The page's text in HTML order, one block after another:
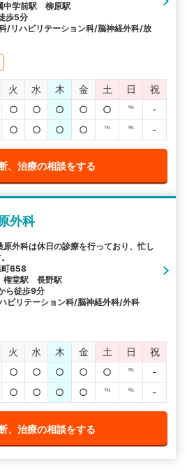
中学前駅 柳原駅
歩5分
/リハビリテーション科/脳神経外科/放
火 水 木 金 土 日
祝
○ ○ ○ ○ ○ ℡
-
○ ○ ○ ○ ℡ ℡ -
、治療の相談をする
外科
外科は休日の診療を行っており、忙し
町658
権堂駅 長野駅
ら徒歩9分
ビリテーション科/脳神経外科/外科
火 水 木 金 土 日
祝
○ ○ ○ ○ ○ ℡
-
○ ○ ○ ○ ℡ ℡ -
、治療の相談をする